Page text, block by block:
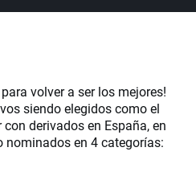
volver a ser los mejores!
siendo elegidos como el
derivados en España, en
en 4 categorías: